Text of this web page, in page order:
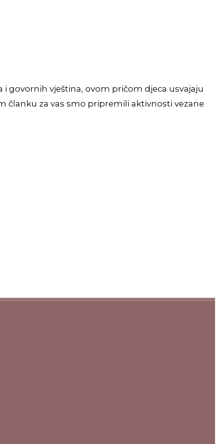
govornih vještina, ovom pričom djeca usvajaju
članku za vas smo pripremili aktivnosti vezane